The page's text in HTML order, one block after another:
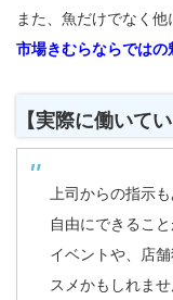
また、魚だけでなく他
市場きむらならではの
【実際に働いて
上司からの指示
自由にできるこ
イベントや、店
スメかもしれませ